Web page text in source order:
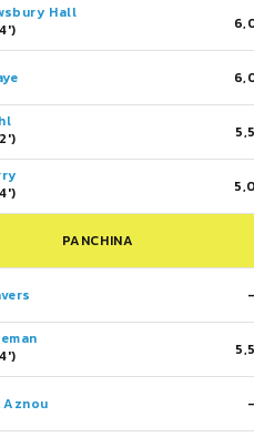
Hall
PANCHINA
-
Aznou -